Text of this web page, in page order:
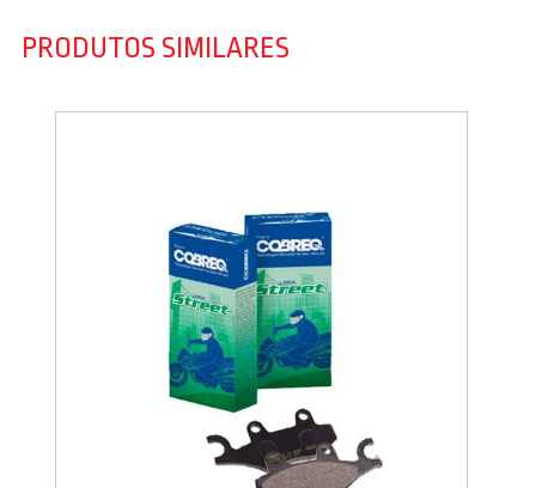
PRODUTOS SIMILARES